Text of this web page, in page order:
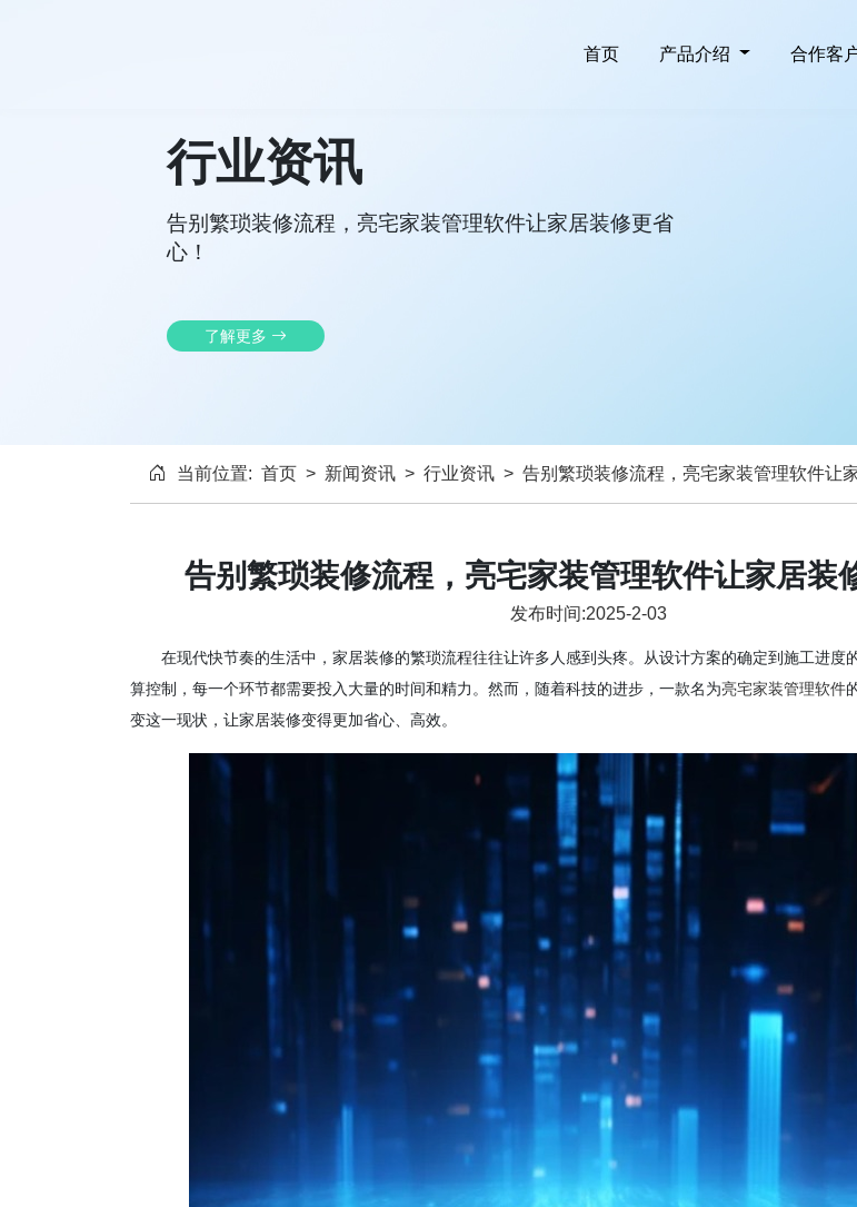
首页 产品介绍 合作客
行业资讯
告别繁琐装修流程，亮宅家装管理软件让家居装修更省
心！
了解更多
当前位置: 首页 > 新闻资讯 > 行业资讯 > 告别繁琐装修流程，亮宅家装管理软件让
告别繁琐装修流程，亮宅家装管理软件让家居装
发布时间:2025-2-03
在现代快节奏的生活中，家居装修的繁琐流程往往让许多人感到头疼。从设计方案的确定到施工进度
算控制，每一个环节都需要投入大量的时间和精力。然而，随着科技的进步，一款名为亮宅家装管理软件
变这一现状，让家居装修变得更加省心、高效。